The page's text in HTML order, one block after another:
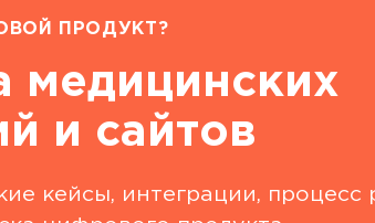
ПРОДУКТ?
медицинских
и сайтов
кейсы, интеграции, процесс